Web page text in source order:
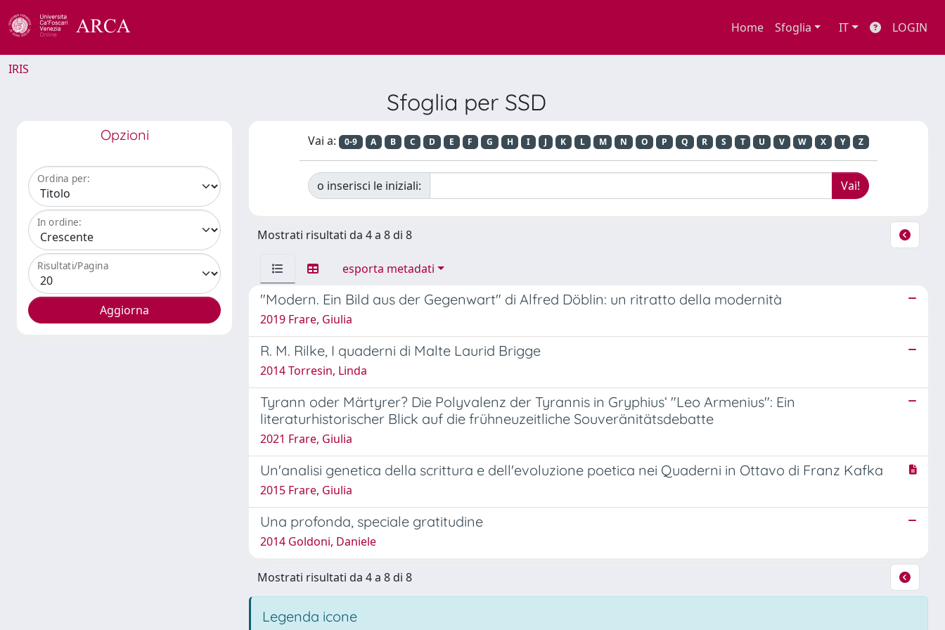
Home Sfoglia IT LOGIN
IRIS
Sfoglia per SSD
Opzioni
Ordina per:
In ordine:
Risultati/Pagina
Vai a: 0-9 A B C D E F G H I J K L M N O P Q R S T U V W X Y Z
o inserisci le iniziali:
Mostrati risultati da 4 a 8 di 8
esporta metadati
"Modern. Ein Bild aus der Gegenwart" di Alfred Döblin: un ritratto della modernità
2019 Frare, Giulia
R. M. Rilke, I quaderni di Malte Laurid Brigge
2014 Torresin, Linda
Tyrann oder Märtyrer? Die Polyvalenz der Tyrannis in Gryphius‘ "Leo Armenius": Ein
literaturhistorischer Blick auf die frühneuzeitliche Souveränitätsdebatte
2021 Frare, Giulia
Un'analisi genetica della scrittura e dell'evoluzione poetica nei Quaderni in Ottavo di Franz Kafka
2015 Frare, Giulia
Una profonda, speciale gratitudine
2014 Goldoni, Daniele
Mostrati risultati da 4 a 8 di 8
Legenda icone